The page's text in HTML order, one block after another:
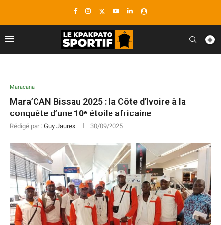
Maracana
Mara’CAN Bissau 2025 : la Côte d’Ivoire à la
conquête d’une 10ᵉ étoile africaine
Rédigé par : Guy Jaures 30/09/2025